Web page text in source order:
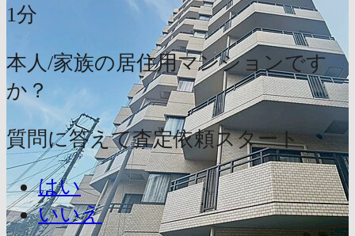
1分
本人/家族の居住用マンションです
か？
質問に答えて査定依頼スタート
はい
いいえ